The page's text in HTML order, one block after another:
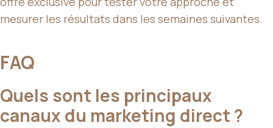
mesurer les résultats dans les semaines suivantes.
FAQ
Quels sont les principaux
canaux du marketing direct ?